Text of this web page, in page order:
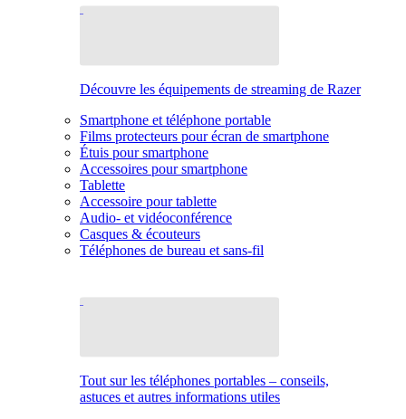
Découvre les équipements de streaming de Razer
Smartphone et téléphone portable
Films protecteurs pour écran de smartphone
Étuis pour smartphone
Accessoires pour smartphone
Tablette
Accessoire pour tablette
Audio- et vidéoconférence
Casques & écouteurs
Téléphones de bureau et sans-fil
Tout sur les téléphones portables – conseils,
astuces et autres informations utiles